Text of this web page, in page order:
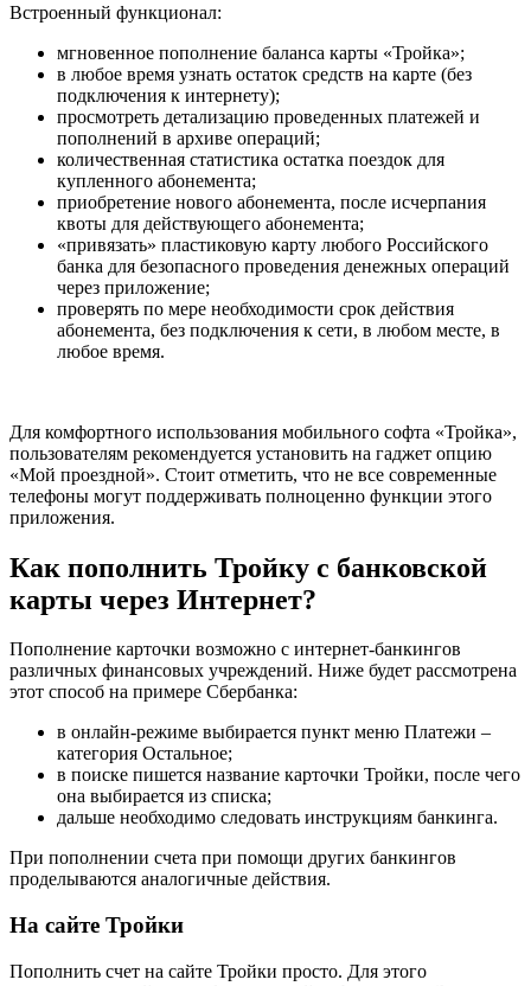
Встроенный функционал:
мгновенное пополнение баланса карты «Тройка»;
в любое время узнать остаток средств на карте (без
подключения к интернету);
просмотреть детализацию проведенных платежей и
пополнений в архиве операций;
количественная статистика остатка поездок для
купленного абонемента;
приобретение нового абонемента, после исчерпания
квоты для действующего абонемента;
«привязать» пластиковую карту любого Российского
банка для безопасного проведения денежных операций
через приложение;
проверять по мере необходимости срок действия
абонемента, без подключения к сети, в любом месте, в
любое время.
Для комфортного использования мобильного софта «Тройка»,
пользователям рекомендуется установить на гаджет опцию
«Мой проездной». Стоит отметить, что не все современные
телефоны могут поддерживать полноценно функции этого
приложения.
Как пополнить Тройку с банковской
карты через Интернет?
Пополнение карточки возможно с интернет-банкингов
различных финансовых учреждений. Ниже будет рассмотрена
этот способ на примере Сбербанка:
в онлайн-режиме выбирается пункт меню Платежи –
категория Остальное;
в поиске пишется название карточки Тройки, после чего
она выбирается из списка;
дальше необходимо следовать инструкциям банкинга.
При пополнении счета при помощи других банкингов
проделываются аналогичные действия.
На сайте Тройки
Пополнить счет на сайте Тройки просто. Для этого